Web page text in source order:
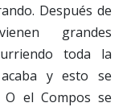
Después de
grandes
toda la
y esto se
el Compos se